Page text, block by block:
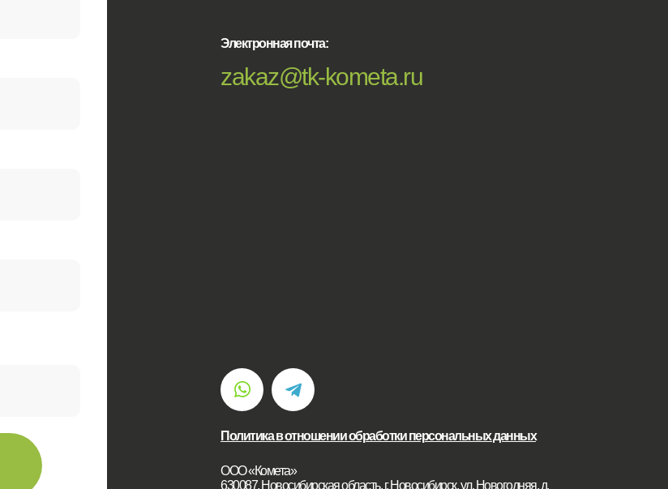
zakaz@tk-kometa.ru
Политика в отношении обработки персональных данных
ООО «Комета»
630087, Новосибирская область, г. Новосибирск, ул. Новогодняя, д.
Электронная почта: